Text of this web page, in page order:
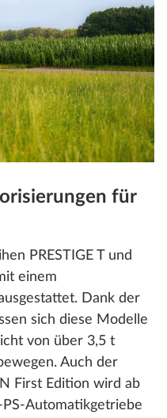
für
PRESTIGE T und
einem
Dank der
sich diese Modelle
von über 3,5 t
Auch der
First Edition wird ab